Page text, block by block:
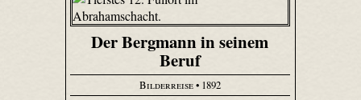
Der Bergmann in seinem
Beruf
Bilderreise• 1892